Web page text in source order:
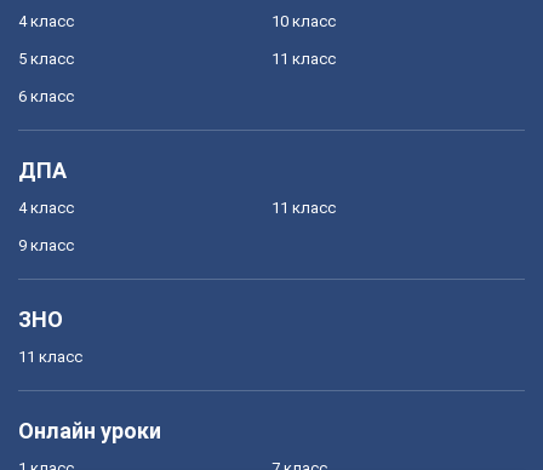
4 класс
5 класс
6 класс
10 класс
11 класс
ДПА
4 класс
9 класс
11 класс
ЗНО
11 класс
Онлайн уроки